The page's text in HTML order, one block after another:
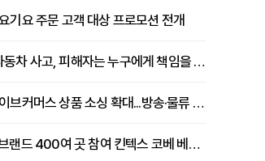
기요 주문 고객 대상 프로모션 전개
자율주행자동차 사고, 피해자는 누구에게 책임을 물을 수 있을까
바로픽, 라이브커머스 상품 소싱 확대...방송·물류 원스톱 지원 강화
출산·육아 브랜드 400여 곳 참여 킨텍스 코베 베이비페어 개막